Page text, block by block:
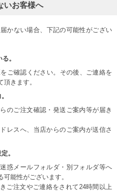
いお客様へ
かない場合、下記の可能性がござい
。
ご確認ください。その後、ご連絡を
きます。
のご注文確認・発送ご案内等が届き
レスへ、当店からのご案内が送信さ
。
惑メールフォルダ・別フォルダ等へ
能性がございます。
ご注文やご連絡をされて24時間以上